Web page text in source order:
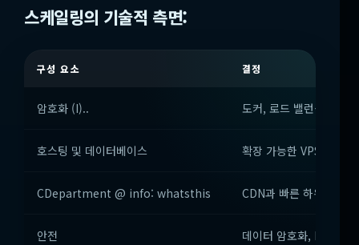
스케일링의 기술적 측면:
구성 요소 결정
암호화 (I).. 도커, 로드 밸런싱
호스팅 및 데이터베이스 확장 가능한 VPS/클라
CDepartment @ info: whatsthis CDN과 빠른 하위 도메
안전 데이터 암호화, DDoS